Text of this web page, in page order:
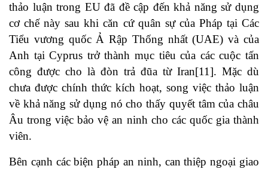
thảo luận trong EU đã đề cập đến khả năng sử dụng
cơ chế này sau khi căn cứ quân sự của Pháp tại Các
Tiểu vương quốc Ả Rập Thống nhất (UAE) và của
Anh tại Cyprus trở thành mục tiêu của các cuộc tấn
công được cho là đòn trả đũa từ Iran[11]. Mặc dù
chưa được chính thức kích hoạt, song việc thảo luận
về khả năng sử dụng nó cho thấy quyết tâm của châu
Âu trong việc bảo vệ an ninh cho các quốc gia thành
viên.
Bên cạnh các biện pháp an ninh, can thiệp ngoại giao